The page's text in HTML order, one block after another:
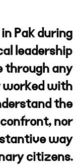
Pak during
leadership
through any
worked with
the
nor
way
citizens.